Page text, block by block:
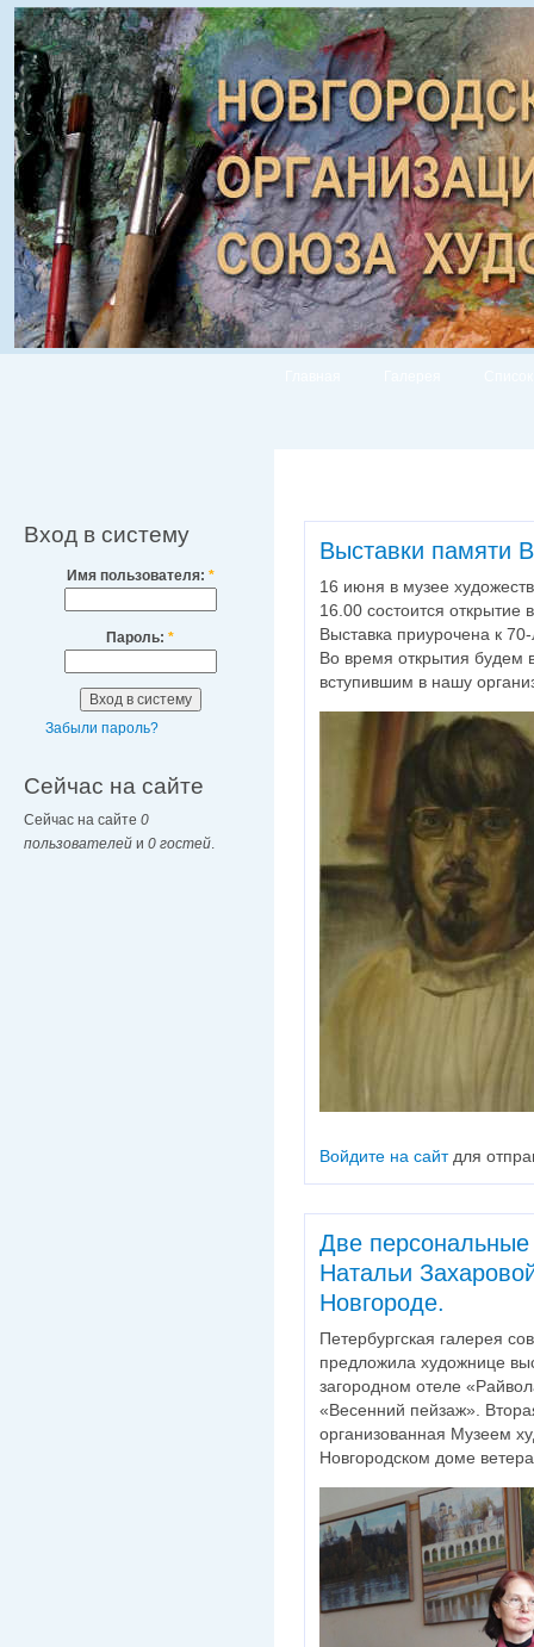
Вход в систему
Имя пользователя: *
Пароль: *
Забыли пароль?
Сейчас на сайте
Сейчас на сайте 0
пользователей и 0 гостей
Выставки памяти
16 июня в музее
16.00 состоится открытие
Выставка приурочена к
Во время открытия будем
вступившим в нашу
Войдите на сайтдля
Две
Натальи
Новгороде.
Петербургская галерея
предложила художнице
загородном отеле
«Весенний пейзаж».
организованная Музеем
Новгородском доме